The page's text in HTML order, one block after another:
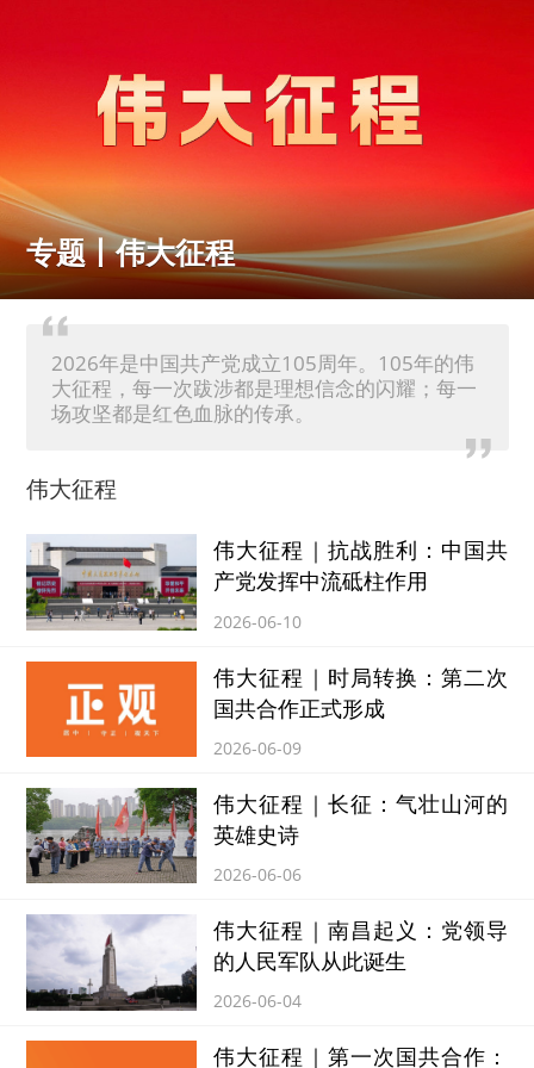
专题丨伟大征程
2026年是中国共产党成立105周年。105年的伟
大征程，每一次跋涉都是理想信念的闪耀；每一
场攻坚都是红色血脉的传承。
伟大征程
伟大征程｜抗战胜利：中国共
产党发挥中流砥柱作用
2026-06-10
伟大征程｜时局转换：第二次
国共合作正式形成
2026-06-09
伟大征程｜长征：气壮山河的
英雄史诗
2026-06-06
伟大征程｜南昌起义：党领导
的人民军队从此诞生
2026-06-04
伟大征程｜第一次国共合作：